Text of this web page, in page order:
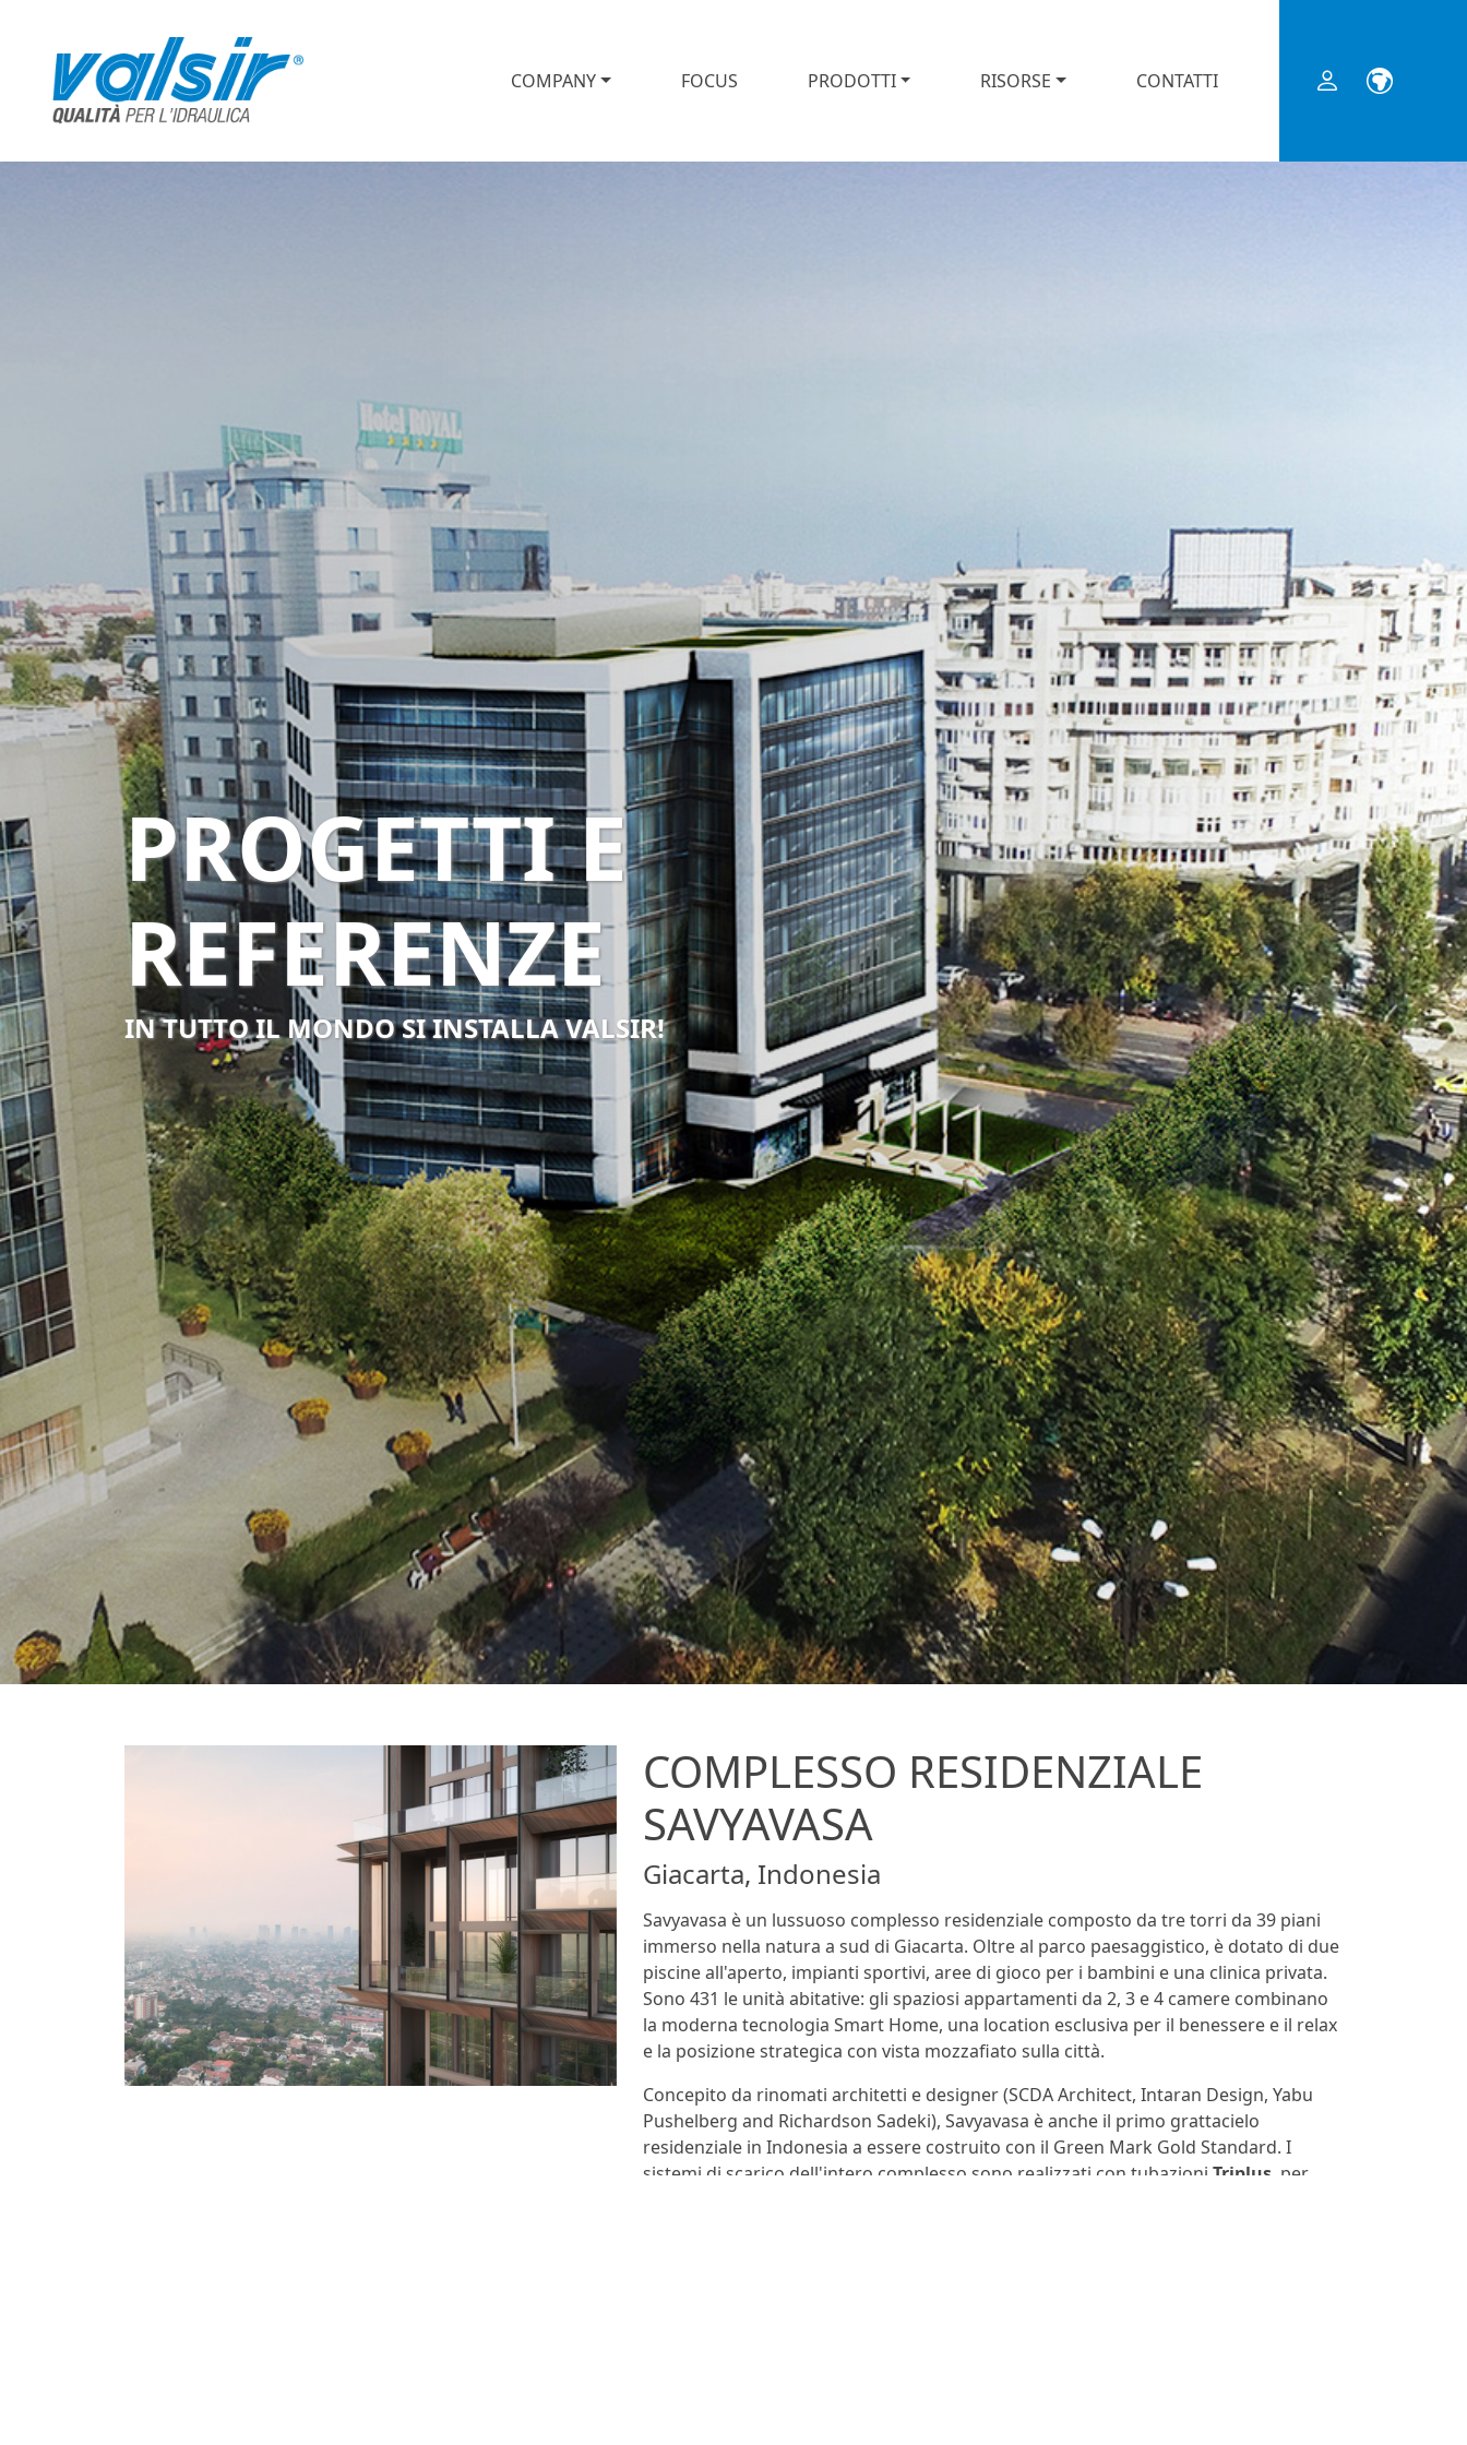
COMPANY FOCUS PRODOTTI RISORSE CONTATTI
PROGETTI E
REFERENZE
IN TUTTO IL MONDO SI INSTALLA VALSIR!
COMPLESSO RESIDENZIALE
SAVYAVASA
Giacarta, Indonesia
Savyavasa è un lussuoso complesso residenziale composto da tre torri da 39 piani
immerso nella natura a sud di Giacarta. Oltre al parco paesaggistico, è dotato di due
piscine all'aperto, impianti sportivi, aree di gioco per i bambini e una clinica privata.
Sono 431 le unità abitative: gli spaziosi appartamenti da 2, 3 e 4 camere combinano
la moderna tecnologia Smart Home, una location esclusiva per il benessere e il relax
e la posizione strategica con vista mozzafiato sulla città.
Concepito da rinomati architetti e designer (SCDA Architect, Intaran Design, Yabu
Pushelberg and Richardson Sadeki), Savyavasa è anche il primo grattacielo
residenziale in Indonesia a essere costruito con il Green Mark Gold Standard. I
sistemi di scarico dell'intero complesso sono realizzati con tubazioni Triplus , per